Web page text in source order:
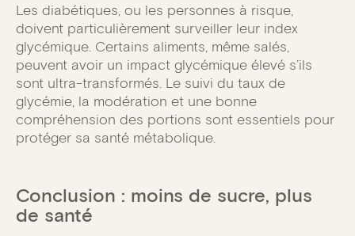
Les diabétiques, ou les personnes à risque,
doivent particulièrement surveiller leur index
glycémique. Certains aliments, même salés,
peuvent avoir un impact glycémique élevé s’ils
sont ultra-transformés. Le suivi du taux de
glycémie, la modération et une bonne
compréhension des portions sont essentiels pour
protéger sa santé métabolique.
Conclusion : moins de sucre, plus
de santé